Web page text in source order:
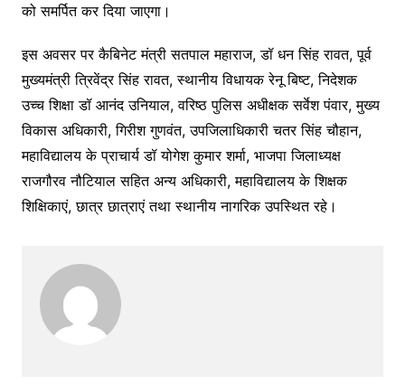
को समर्पित कर दिया जाएगा।
इस अवसर पर कैबिनेट मंत्री सतपाल महाराज, डॉ धन सिंह रावत, पूर्व
मुख्यमंत्री त्रिवेंद्र सिंह रावत, स्थानीय विधायक रेनू बिष्ट, निदेशक
उच्च शिक्षा डॉ आनंद उनियाल, वरिष्ठ पुलिस अधीक्षक सर्वेश पंवार, मुख्य
विकास अधिकारी, गिरीश गुणवंत, उपजिलाधिकारी चतर सिंह चौहान,
महाविद्यालय के प्राचार्य डॉ योगेश कुमार शर्मा, भाजपा जिलाध्यक्ष
राजगौरव नौटियाल सहित अन्य अधिकारी, महाविद्यालय के शिक्षक
शिक्षिकाएं, छात्र छात्राएं तथा स्थानीय नागरिक उपस्थित रहे।